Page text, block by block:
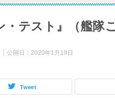
・テスト』（艦隊
公開日： 2020年1月19日
Tweet